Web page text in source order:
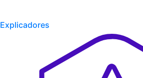
Explicadores